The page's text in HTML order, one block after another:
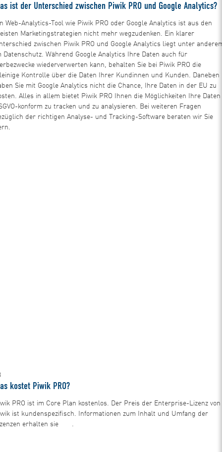
ist der Unterschied zwischen Piwik PRO und Google Analytics?
Web-Analytics-Tool wie Piwik PRO oder Google Analytics ist aus den
Marketingstrategien nicht mehr wegzudenken. Ein klarer
zwischen Piwik PRO und Google Analytics liegt unter
Datenschutz. Während Google Analytics Ihre Daten auch für
wiederverwerten kann, behalten Sie bei Piwik PRO die
Kontrolle über die Daten Ihrer Kundinnen und Kunden. Daneben
Sie mit Google Analytics nicht die Chance, Ihre Daten in der EU zu
Alles in allem bietet Piwik PRO Ihnen die Möglichkeiten Ihre Daten
konform zu tracken und zu analysieren. Bei weiteren Fragen
der richtigen Analyse- und Tracking-Software beraten wir Sie
kostet Piwik PRO?
PRO ist im Core Plan kostenlos. Der Preis der Enterprise-Lizenz von
ist kundenspezifisch. Informationen zum Inhalt und Umfang der
erhalten sie
.